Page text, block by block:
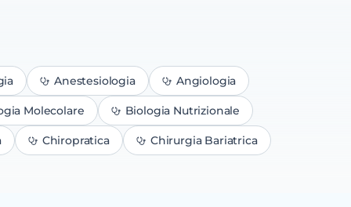
Anestesiologia Angiologia
Molecolare Biologia Nutrizionale
Chiropratica Chirurgia Bariatrica